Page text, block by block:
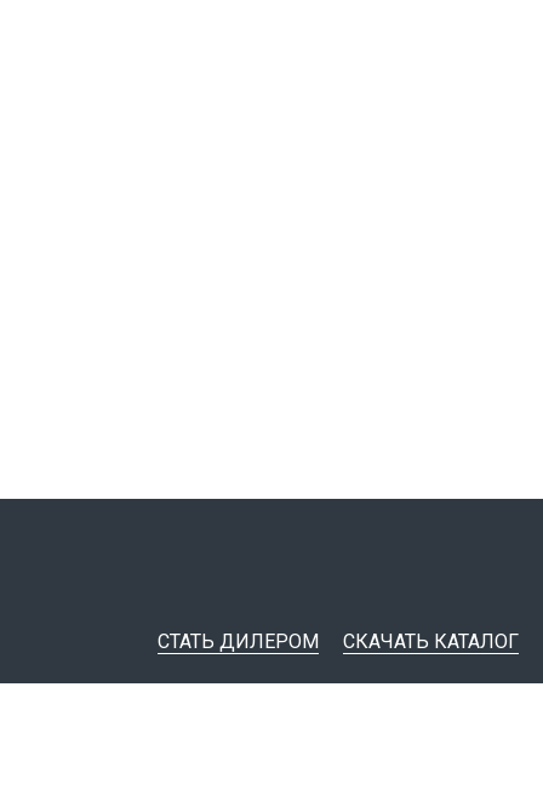
СТАТЬ ДИЛЕРОМ СКАЧАТЬ КАТАЛОГ